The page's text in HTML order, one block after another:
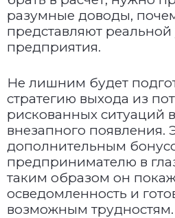
разумные доводы,
представляют реальной
предприятия.
Не лишним будет
стратегию выхода из
рискованных ситуаций
внезапного появления.
дополнительным
предпринимателю в
таким образом он
осведомленность и
возможным трудностям.